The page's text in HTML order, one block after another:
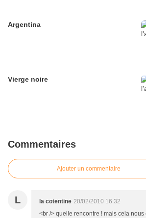
Argentina
Vierge noire
Commentaires
Ajouter un commentaire
L la cotentine 20/02/2010 16:32
<br /> quelle rencontre ! mais cela